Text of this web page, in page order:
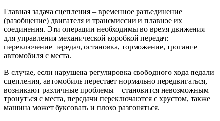
Главная задача сцепления – временное разъединение
(разобщение) двигателя и трансмиссии и плавное их
соединения. Эти операции необходимы во время движения
для управления механической коробкой передач:
переключение передач, остановка, торможение, трогание
автомобиля с места.
В случае, если нарушена регулировка свободного хода педали
сцепления, автомобиль перестает нормально передвигаться,
возникают различные проблемы – становится невозможным
тронуться с места, передачи переключаются с хрустом, также
машина может буксовать и плохо разгоняться.